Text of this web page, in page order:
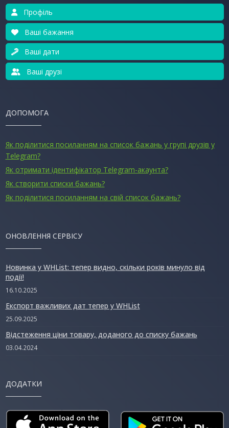
Профіль
Ваші бажання
Ваші дати
Ваші друзі
ДОПОМОГА
Як поділитися посиланням на список бажань у групі друзів у
Telegram?
Як отримати ідентифікатор Telegram-акаунта?
Як створити списки бажань?
Як поділитися посиланням на свій список бажань?
ОНОВЛЕННЯ СЕРВІСУ
Новинка у WHList: тепер видно, скільки років минуло від
події!
16.10.2025
Експорт важливих дат тепер у WHList
25.09.2025
Відстеження ціни товару, доданого до списку бажань
03.04.2024
ДОДАТКИ